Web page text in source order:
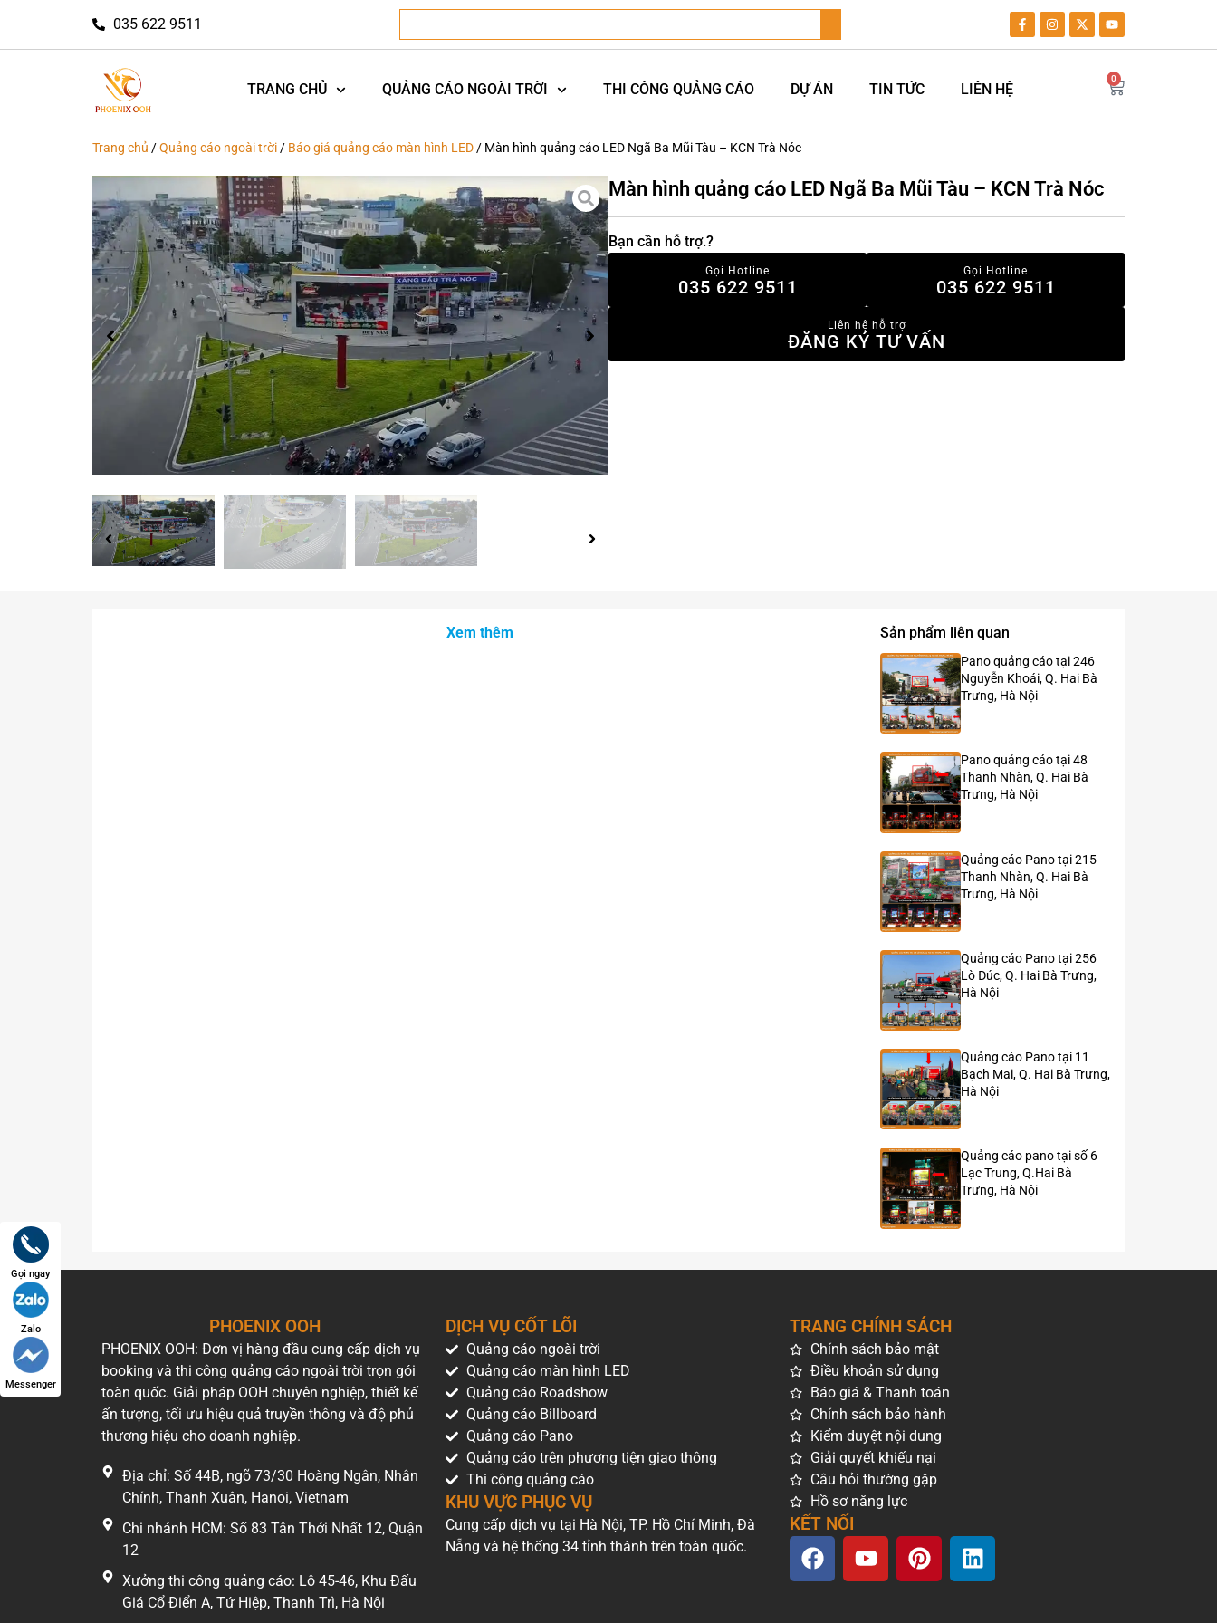
035 622 9511
TRANG CHỦ QUẢNG CÁO NGOÀI TRỜI THI CÔNG QUẢNG CÁO DỰ ÁN TIN TỨC LIÊN HỆ
0
Trang chủ /Quảng cáo ngoài trời/ Báo giá quảng cáo màn hình LED/ Màn hình quảng cáo LED Ngã Ba Mũi Tàu – KCN Trà Nóc
Màn hình quảng cáo LED Ngã Ba Mũi Tàu – KCN Trà Nóc
Bạn cần hỗ trợ.?
Gọi Hotline
035 622 9511
Gọi Hotline
035 622 9511
Liên hệ hỗ trợ
ĐĂNG KÝ TƯ VẤN
Xem thêm Sản phẩm liên quan
Pano quảng cáo tại 246
Nguyễn Khoái, Q. Hai Bà
Trưng, Hà Nội
Pano quảng cáo tại 48
Thanh Nhàn, Q. Hai Bà
Trưng, Hà Nội
Quảng cáo Pano tại 215
Thanh Nhàn, Q. Hai Bà
Trưng, Hà Nội
Quảng cáo Pano tại 256
Lò Đúc, Q. Hai Bà Trưng,
Hà Nội
Quảng cáo Pano tại 11
Bạch Mai, Q. Hai Bà Trưng,
Hà Nội
Quảng cáo pano tại số 6
Lạc Trung, Q.Hai Bà
Trưng, Hà Nội
PHOENIX OOH
PHOENIX OOH: Đơn vị hàng đầu cung cấp dịch vụ
booking và thi công quảng cáo ngoài trời trọn gói
toàn quốc. Giải pháp OOH chuyên nghiệp, thiết kế
ấn tượng, tối ưu hiệu quả truyền thông và độ phủ
thương hiệu cho doanh nghiệp.
Địa chỉ: Số 44B, ngõ 73/30 Hoàng Ngân, Nhân
Chính, Thanh Xuân, Hanoi, Vietnam
Chi nhánh HCM: Số 83 Tân Thới Nhất 12, Quận
12
Xưởng thi công quảng cáo: Lô 45-46, Khu Đấu
Giá Cổ Điển A, Tứ Hiệp, Thanh Trì, Hà Nội
Gọi ngay
Zalo
Messenger
DỊCH VỤ CỐT LÕI
Quảng cáo ngoài trời
Quảng cáo màn hình LED
Quảng cáo Roadshow
Quảng cáo Billboard
Quảng cáo Pano
Quảng cáo trên phương tiện giao thông
Thi công quảng cáo
KHU VỰC PHỤC VỤ
Cung cấp dịch vụ tại Hà Nội, TP. Hồ Chí Minh, Đà
Nẵng và hệ thống 34 tỉnh thành trên toàn quốc.
TRANG CHÍNH SÁCH
Chính sách bảo mật
Điều khoản sử dụng
Báo giá & Thanh toán
Chính sách bảo hành
Kiểm duyệt nội dung
Giải quyết khiếu nại
Câu hỏi thường gặp
Hồ sơ năng lực
KẾT NỐI